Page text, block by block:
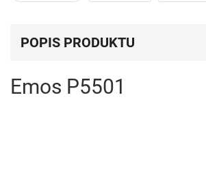
POPIS PRODUKTU
Emos P5501